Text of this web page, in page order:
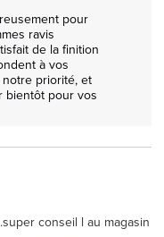
pour
ravis
de la finition
à vos
priorité, et
bientôt pour vos
conseil l au magasin